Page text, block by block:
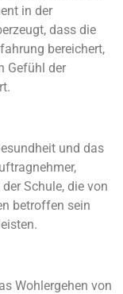
in der
dass die
bereichert,
Gefühl der
und das
Schule, die von
betroffen sein
Wohlergehen von